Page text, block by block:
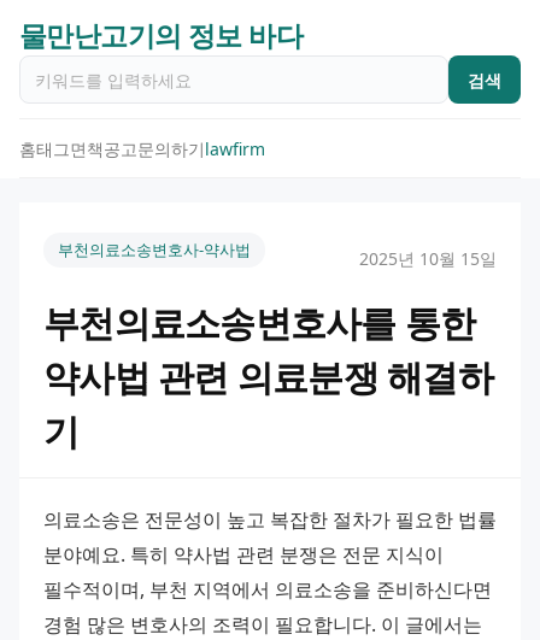
물만난고기의 정보 바다
검색
홈태그면책공고문의하기lawfirm
부천의료소송변호사-약사법 2025년 10월 15일
부천의료소송변호사를 통한
약사법 관련 의료분쟁 해결하
기
의료소송은 전문성이 높고 복잡한 절차가 필요한 법률
분야예요. 특히 약사법 관련 분쟁은 전문 지식이
필수적이며, 부천 지역에서 의료소송을 준비하신다면
경험 많은 변호사의 조력이 필요합니다. 이 글에서는